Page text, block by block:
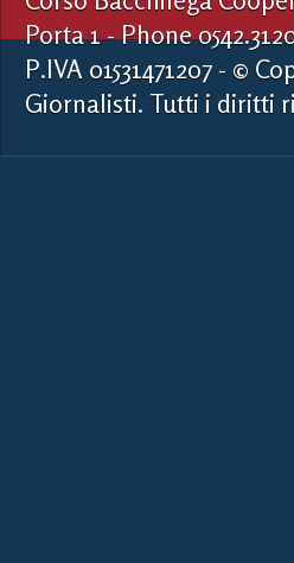
Porta 1 - Phone
P.IVA 01531471207 - ©
Giornalisti. Tutti i diritti